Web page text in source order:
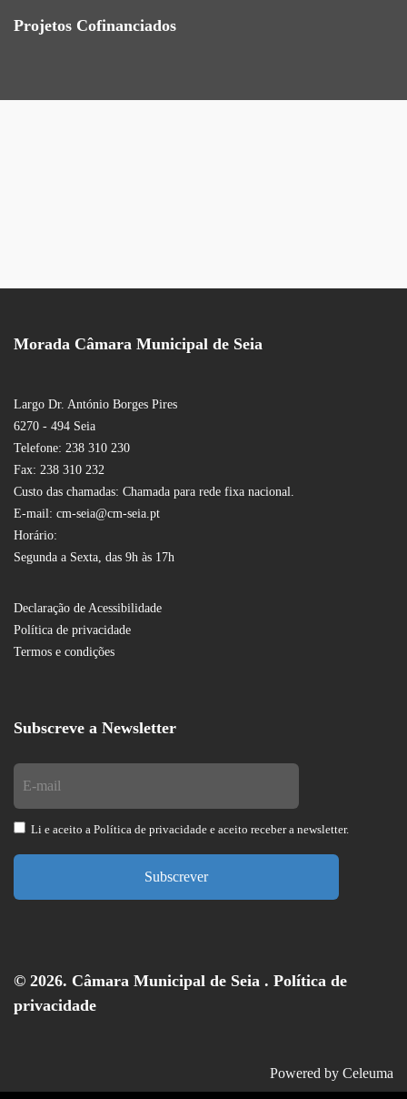
Projetos Cofinanciados
Morada Câmara Municipal de Seia
Largo Dr. António Borges Pires
6270 - 494 Seia
Telefone: 238 310 230
Fax: 238 310 232
Custo das chamadas: Chamada para rede fixa nacional.
E-mail: cm-seia@cm-seia.pt
Horário:
Segunda a Sexta, das 9h às 17h
Declaração de Acessibilidade
Política de privacidade
Termos e condições
Subscreve a Newsletter
Li e aceito a Política de privacidade e aceito receber a newsletter.
Subscrever
© 2026. Câmara Municipal de Seia . Política de
privacidade
Powered by Celeuma